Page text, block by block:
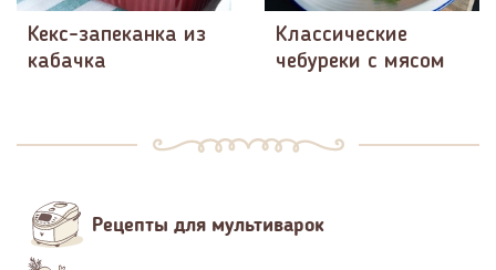
Кекс-запеканка из
кабачка
Классические
чебуреки с мясом
Рецепты для мультиварок